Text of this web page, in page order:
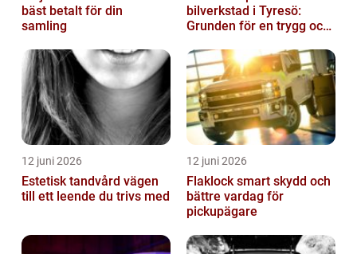
bäst betalt för din
samling
bilverkstad i Tyresö:
Grunden för en trygg och
12 juni 2026
Estetisk tandvård vägen
till ett leende du trivs med
12 juni 2026
Flaklock smart skydd och
bättre vardag för
pickupägare